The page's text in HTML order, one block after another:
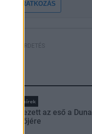
FELIRATKOZÁS
HÍRDETÉS
Országos hírek
Megérkezett az eső a Duna
vízgyűjtőjére